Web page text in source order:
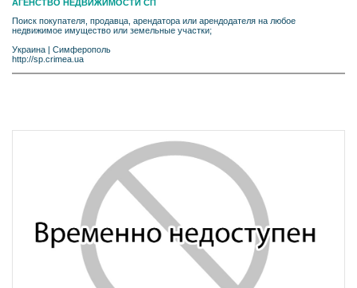
АГЕНСТВО НЕДВИЖИМОСТИ СП
Поиск покупателя, продавца, арендатора или арендодателя на любое
недвижимое имущество или земельные участки;
Украина | Симферополь
http://sp.crimea.ua